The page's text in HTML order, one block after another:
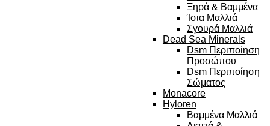
Ξηρά & Βαμμένα
Ίσια Μαλλιά
Σγουρά Μαλλιά
Dead Sea Minerals
Dsm Περιποίηση
Προσώπου
Dsm Περιποίηση
Σώματος
Monacore
Hyloren
Βαμμένα Μαλλιά